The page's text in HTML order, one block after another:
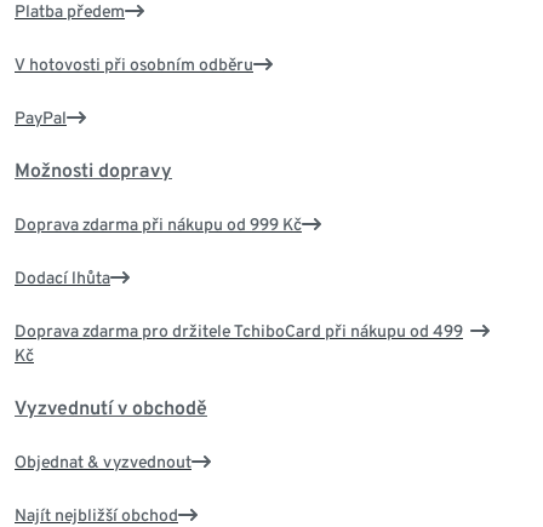
Platba předem
V hotovosti při osobním odběru
PayPal
Možnosti dopravy
Doprava zdarma při nákupu od 999 Kč
Dodací lhůta
Doprava zdarma pro držitele TchiboCard při nákupu od 499
Kč
Vyzvednutí v obchodě
Objednat & vyzvednout
Najít nejbližší obchod